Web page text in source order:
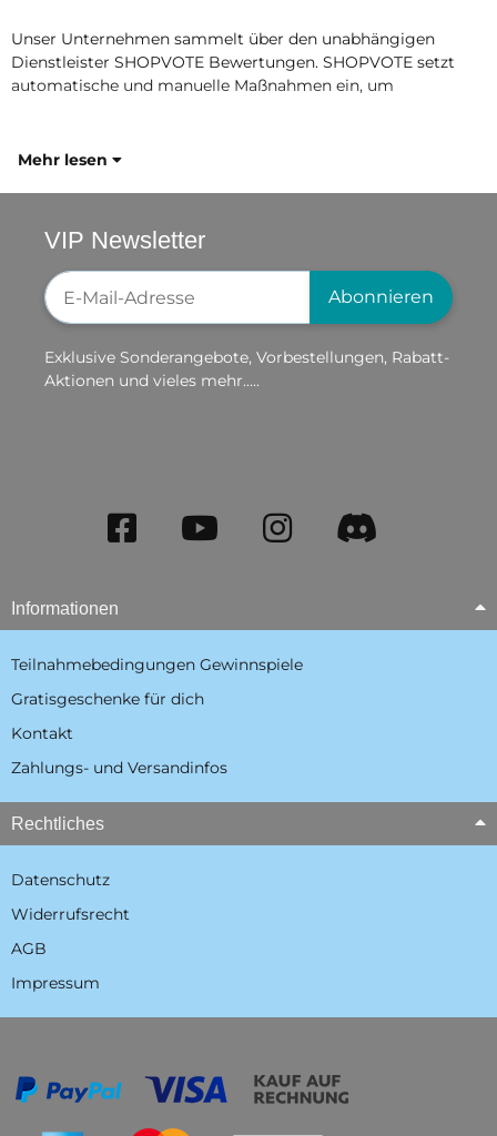
Unser Unternehmen sammelt über den unabhängigen
Dienstleister SHOPVOTE Bewertungen. SHOPVOTE setzt
automatische und manuelle Maßnahmen ein, um
Mehr lesen
VIP Newsletter
Newsletter-Registrierung
Abonnieren
Exklusive Sonderangebote, Vorbestellungen, Rabatt-
Aktionen und vieles mehr.....
Informationen
Teilnahmebedingungen Gewinnspiele
Gratisgeschenke für dich
Kontakt
Zahlungs- und Versandinfos
Rechtliches
Datenschutz
Widerrufsrecht
AGB
Impressum